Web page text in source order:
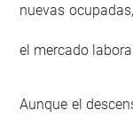
nuevas
el mercado
Aunque el